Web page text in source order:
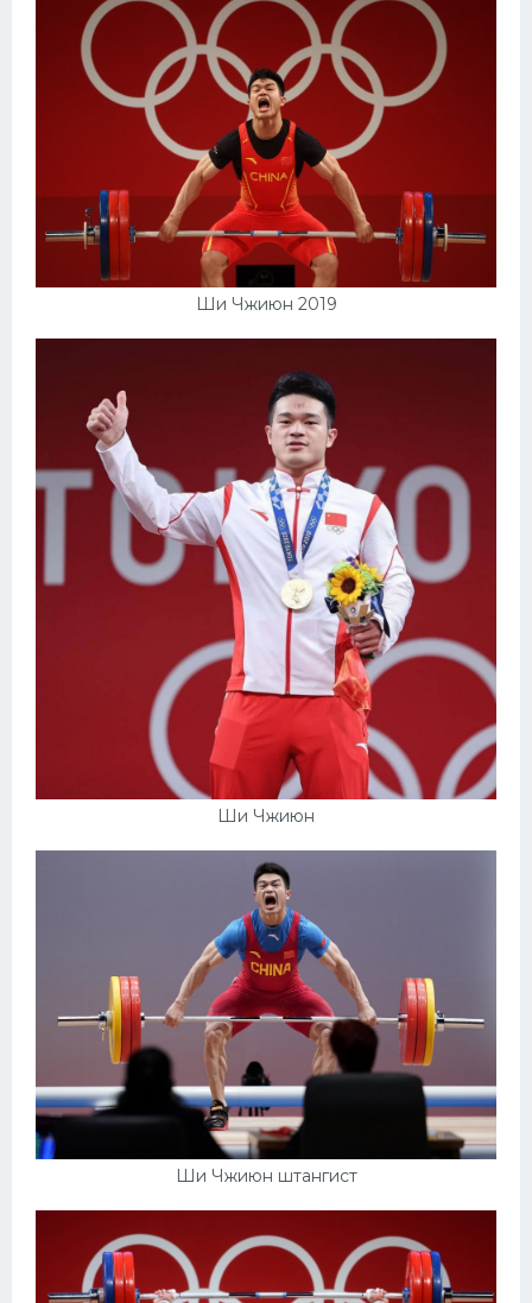
Ши Чжиюн 2019
Ши Чжиюн
Ши Чжиюн штангист